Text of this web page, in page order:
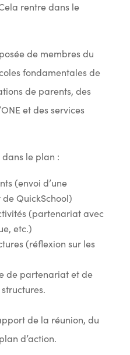
rentre dans le
de membres du
fondamentales de
de parents, des
et des services
dans le plan :
(envoi d’une
QuickSchool)
(partenariat avec
etc.)
(réflexion sur les
de partenariat et de
de la réunion, du
d’action.